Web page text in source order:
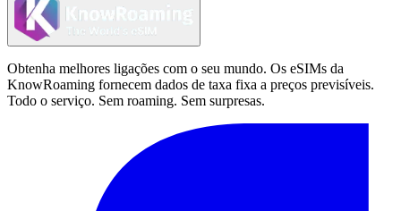
Obtenha melhores ligações com o seu mundo. Os eSIMs da
KnowRoaming fornecem dados de taxa fixa a preços previsíveis.
Todo o serviço. Sem roaming. Sem surpresas.